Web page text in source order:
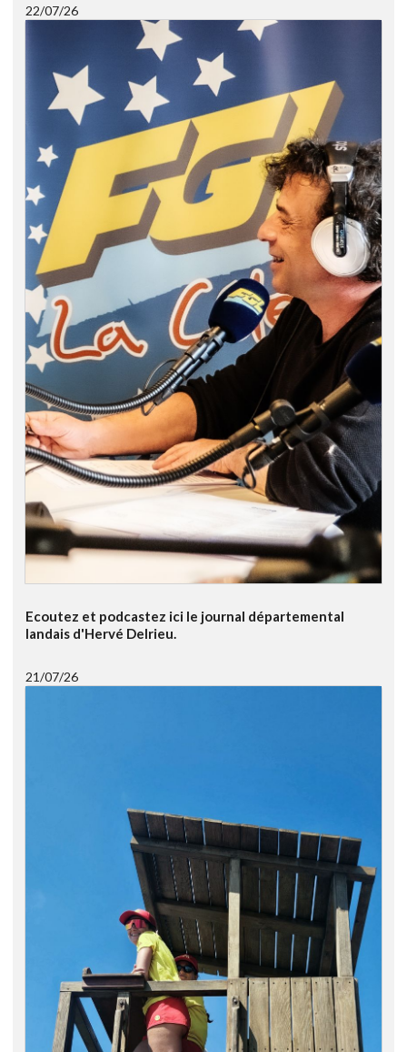
22/07/26
Ecoutez et podcastez ici le journal départemental
landais d'Hervé Delrieu.
21/07/26